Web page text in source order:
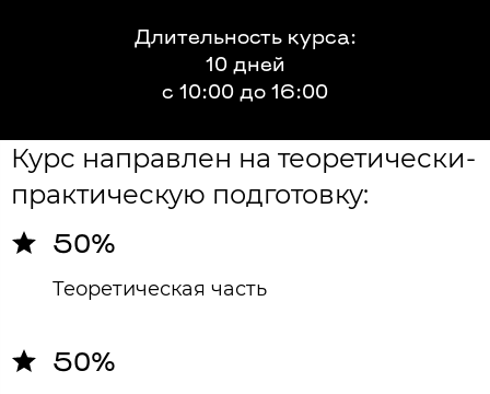
Длительность курса:
10 дней
с 10:00 до 16:00
Курс направлен на теоретически-
практическую подготовку:
50%
Теоретическая часть
50%